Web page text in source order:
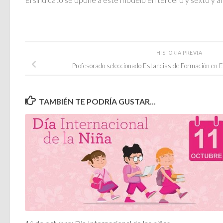
HISTORIA PREVIA
Profesorado seleccionado Estancias de Formación en
TAMBIÉN TE PODRÍA GUSTAR...